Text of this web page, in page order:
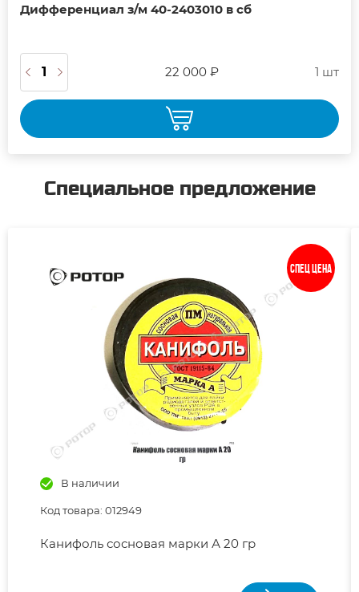
Дифференциал з/м 40-2403010 в сб
22 000 ₽ 1 шт
Специальное предложение
Спец цена
В наличии
Код товара: 012949
Канифоль сосновая марки А 20 гр